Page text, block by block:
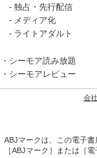
独占・先行配信
メディア化
ライトアダルト
シーモア読み放題
シーモアレビュー
会
ABJマークは、この電子
［ABJマーク］または［